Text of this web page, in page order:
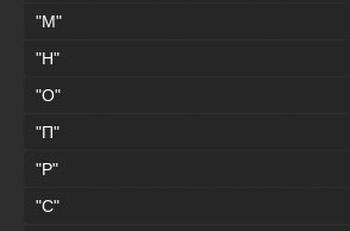
"М"
"Н"
"О"
"П"
"Р"
"С"